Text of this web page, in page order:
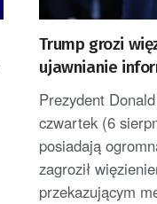
Trump grozi
ujawnianie
uszczuplonych
Prezydent
czwartek (6
posiadają
zagroził
przekazującym